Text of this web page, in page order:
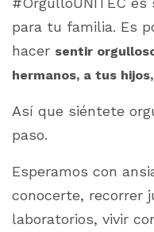
para tu familia. Es
hacer sentir
hermanos, a tus
Así que siéntete
paso.
Esperamos con
conocerte, recorrer
laboratorios, vivir